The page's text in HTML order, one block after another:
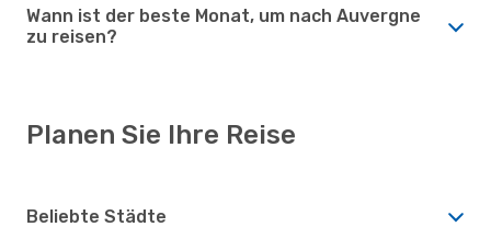
Wann ist der beste Monat, um nach Auvergne
zu reisen?
Planen Sie Ihre Reise
Beliebte Städte